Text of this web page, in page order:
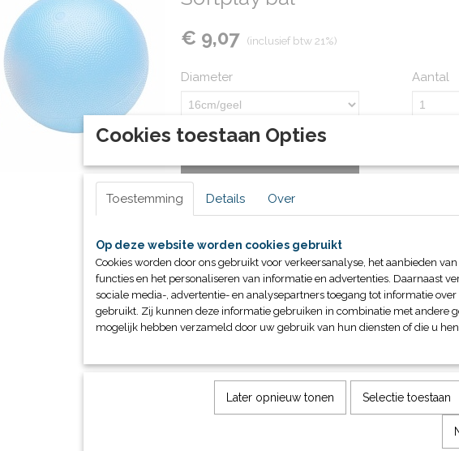
€ 9,07 (inclusief btw 21%)
Diameter Aantal
Specificaties
Productcode
Bruto gewicht
2,10 Kg
Omschrijving
Uitstekende grip
Verkrijgbaar in 2 kleuren/maten
Cookies toestaan Opties
Toestemming Details Over
Op deze website worden cookies gebruikt
Cookies worden door ons gebruikt voor verkeersanalyse, het aanbieden
functies en het personaliseren van informatie en advertenties. Daarnaast
sociale media-, advertentie- en analysepartners toegang tot informatie over
gebruikt. Zij kunnen deze informatie gebruiken in combinatie met andere
mogelijk hebben verzameld door uw gebruik van hun diensten of die u
Later opnieuw tonen Selectie toestaan